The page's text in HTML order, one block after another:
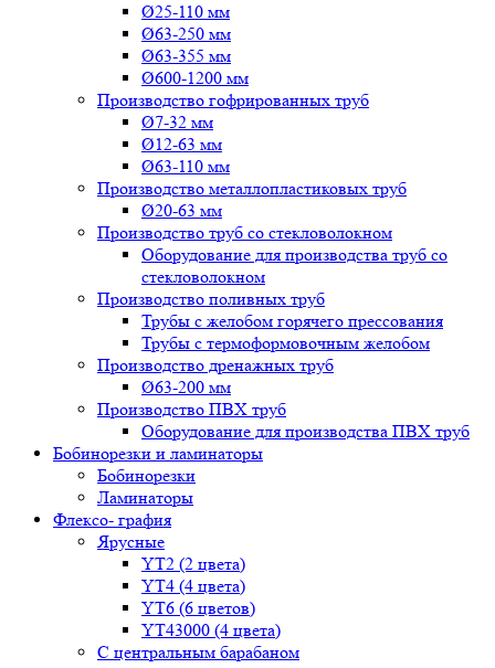
Ø25-110 мм
Ø63-250 мм
Ø63-355 мм
Ø600-1200 мм
Производство гофрированных труб
Ø7-32 мм
Ø12-63 мм
Ø63-110 мм
Производство металлопластиковых труб
Ø20-63 мм
Производство труб со стекловолокном
Оборудование для производства труб со
стекловолокном
Производство поливных труб
Трубы с желобом горячего прессования
Трубы с термоформовочным желобом
Производство дренажных труб
Ø63-200 мм
Производство ПВХ труб
Оборудование для производства ПВХ труб
Бобинорезки и ламинаторы
Бобинорезки
Ламинаторы
Флексо- графия
Ярусные
YT2 (2 цвета)
YT4 (4 цвета)
YT6 (6 цветов)
YT43000 (4 цвета)
С центральным барабаном